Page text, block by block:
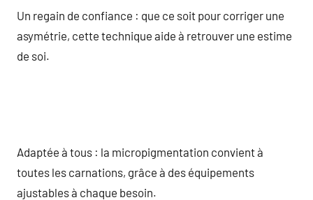
Un regain de confiance : que ce soit pour corriger une
asymétrie, cette technique aide à retrouver une estime
de soi.
Adaptée à tous : la micropigmentation convient à
toutes les carnations, grâce à des équipements
ajustables à chaque besoin.